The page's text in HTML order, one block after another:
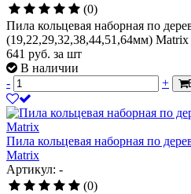
(0)
Пила кольцевая наборная по
(19,22,29,32,38,44,51,64мм) Matrix
641 руб. за шт
В наличии
-
+
Пила кольцевая наборная по
Matrix
Артикул: -
(0)